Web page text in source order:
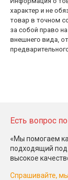
характер и не
товар в точном
за собой право
внешнего вида,
Есть вопрос
«Мы помогаем
подходящий под
высокое
Спрашивайте,